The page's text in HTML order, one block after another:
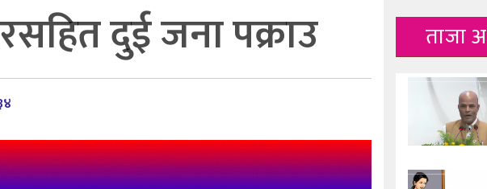
दुई जना पक्राउ ताजा